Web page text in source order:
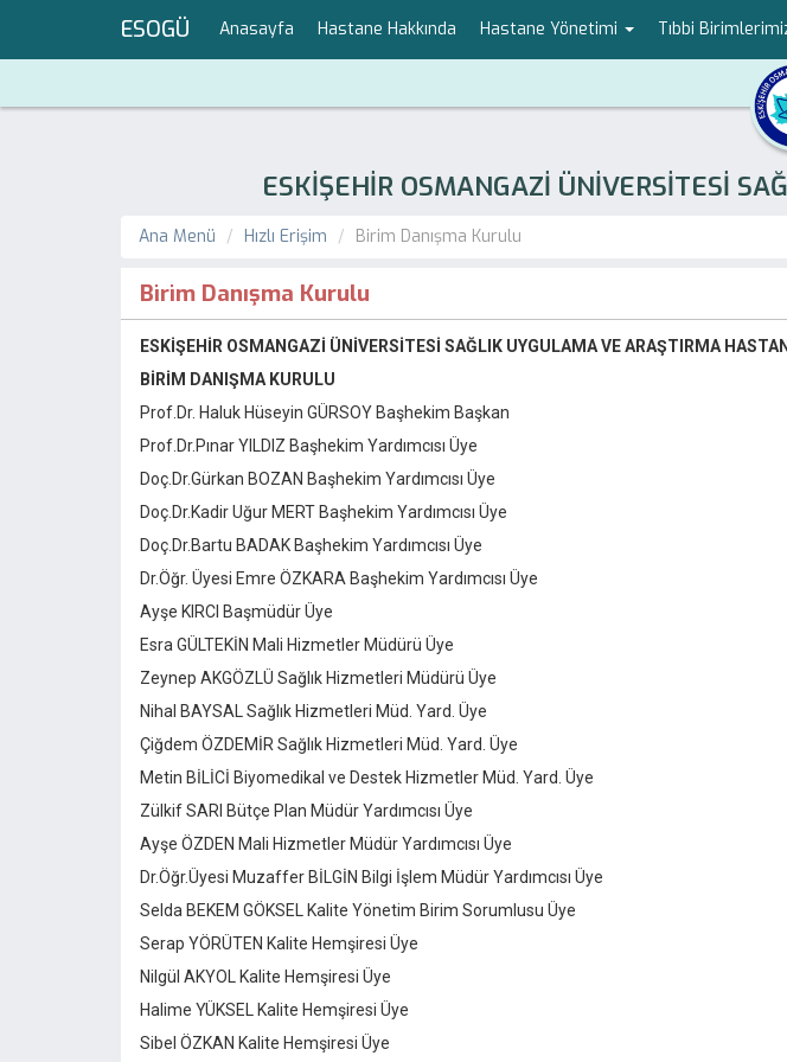
ESOGÜ Anasayfa Hastane Hakkında Hastane Yönetimi Tıbbi
ESKİŞEHİR OSMANGAZİ ÜNİVERSİTESİ
Ana Menü Hızlı Erişim Birim Danışma Kurulu
Birim Danışma Kurulu
ESKİŞEHİR OSMANGAZİ ÜNİVERSİTESİ SAĞLIK UYGULAMA VE ARAŞTIRMA
BİRİM DANIŞMA KURULU
Prof.Dr. Haluk Hüseyin GÜRSOY Başhekim Başkan
Prof.Dr.Pınar YILDIZ Başhekim Yardımcısı Üye
Doç.Dr.Gürkan BOZAN Başhekim Yardımcısı Üye
Doç.Dr.Kadir Uğur MERT Başhekim Yardımcısı Üye
Doç.Dr.Bartu BADAK Başhekim Yardımcısı Üye
Dr.Öğr. Üyesi Emre ÖZKARA Başhekim Yardımcısı Üye
Ayşe KIRCI Başmüdür Üye
Esra GÜLTEKİN Mali Hizmetler Müdürü Üye
Zeynep AKGÖZLÜ Sağlık Hizmetleri Müdürü Üye
Nihal BAYSAL Sağlık Hizmetleri Müd. Yard. Üye
Çiğdem ÖZDEMİR Sağlık Hizmetleri Müd. Yard. Üye
Metin BİLİCİ Biyomedikal ve Destek Hizmetler Müd. Yard. Üye
Zülkif SARI Bütçe Plan Müdür Yardımcısı Üye
Ayşe ÖZDEN Mali Hizmetler Müdür Yardımcısı Üye
Dr.Öğr.Üyesi Muzaffer BİLGİN Bilgi İşlem Müdür Yardımcısı Üye
Selda BEKEM GÖKSEL Kalite Yönetim Birim Sorumlusu Üye
Serap YÖRÜTEN Kalite Hemşiresi Üye
Nilgül AKYOL Kalite Hemşiresi Üye
Halime YÜKSEL Kalite Hemşiresi Üye
Sibel ÖZKAN Kalite Hemşiresi Üye